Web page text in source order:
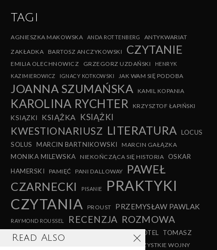
TAGI
AGNIESZKA MAKOWSKA ANDA ROTTENBERG
ANTYKWARIAT
ZAKŁADKA
BARTOSZ ANCZYKOWSKI CZYTANIE
EMILIA OLECHNOWICZ GRZEGORZ UZDAŃSKI
HENRYK
KAZIMIEROWICZ
IGNACY KOTKOWSKI JAK WAM SIĘ PODOBA
JOANNA SZUMAŃSKA KAMIL KOPANIA
KAROLINA RYCHTER KRZYSZTOF ŁAPIŃSKI
KSIĄZKI KSIĄŻKA KSIĄŻKI
KWESTIONARIUSZ LITERATURA LOCUS
SOLUS
MARCIN BARTNIKOWSKI MARCIN GAŁĄZKA
MONIKA MILEWSKA NIEKOŃCZĄCA SIĘ HISTORIA OSKAR
HAMERSKI
PAMIĘĆ PANI DALLOWAY
PAWEŁ
CZARNECKI
PISANIE
PRAKTYKI
CZYTANIA
PROUST PRZEMYSŁAW PAWLAK
RAYMOND ROUSSEL RECENZJA ROZMOWA
SHAKESPEARE TEATR TEATR MALABAR HOTEL
TOMASZ
WSZYSTKIE WOJNY
Read Also